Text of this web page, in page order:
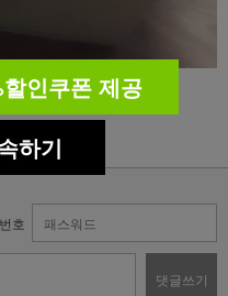
호
댓글쓰기
인쿠폰 제공
하기